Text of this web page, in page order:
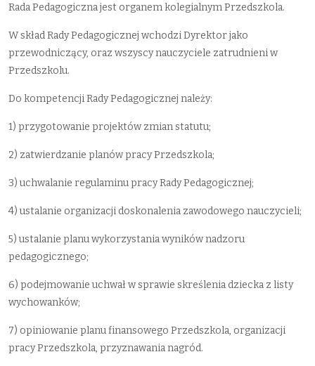
Rada Pedagogiczna jest organem kolegialnym Przedszkola.
W skład Rady Pedagogicznej wchodzi Dyrektor jako
przewodniczący, oraz wszyscy nauczyciele zatrudnieni w
Przedszkolu.
Do kompetencji Rady Pedagogicznej należy:
1) przygotowanie projektów zmian statutu;
2) zatwierdzanie planów pracy Przedszkola;
3) uchwalanie regulaminu pracy Rady Pedagogicznej;
4) ustalanie organizacji doskonalenia zawodowego nauczycieli;
5) ustalanie planu wykorzystania wyników nadzoru
pedagogicznego;
6) podejmowanie uchwał w sprawie skreślenia dziecka z listy
wychowanków;
7) opiniowanie planu finansowego Przedszkola, organizacji
pracy Przedszkola, przyznawania nagród.